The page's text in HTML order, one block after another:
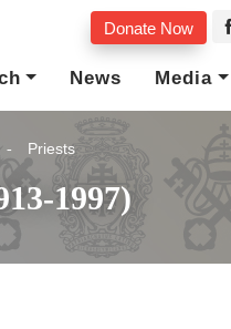
Donate Now
News Media
Priests
1997)